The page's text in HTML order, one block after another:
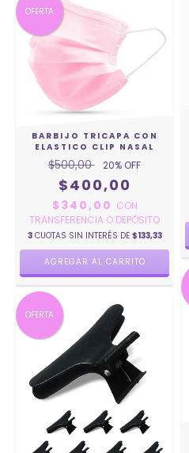
OFERTA
BARBIJO TRICAPA CON
ELASTICO CLIP NASAL
$500,00 20% OFF
$400,00
$340,00 CON
TRANSFERENCIA O DEPÓSITO
3 CUOTAS SIN INTERÉS DE $133,33
OFERTA